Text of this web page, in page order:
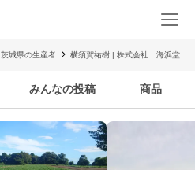
茨城県の生産者 横須賀祐樹 | 株式会社 海浜堂
みんなの投稿 商品